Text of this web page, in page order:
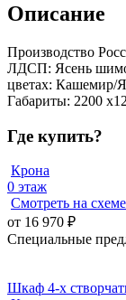
Описание
Производство
ЛДСП: Ясень шимо
цветах: Кашемир/
Габариты: 2200
Где купить?
Крона
0 этаж
Смотреть на
от 16 970 ₽
Специальные
Шкаф 4-х